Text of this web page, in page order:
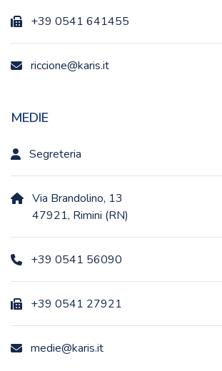
+39 0541 641455
riccione@karis.it
MEDIE
Segreteria
Via Brandolino, 13
47921, Rimini (RN)
+39 0541 56090
+39 0541 27921
medie@karis.it